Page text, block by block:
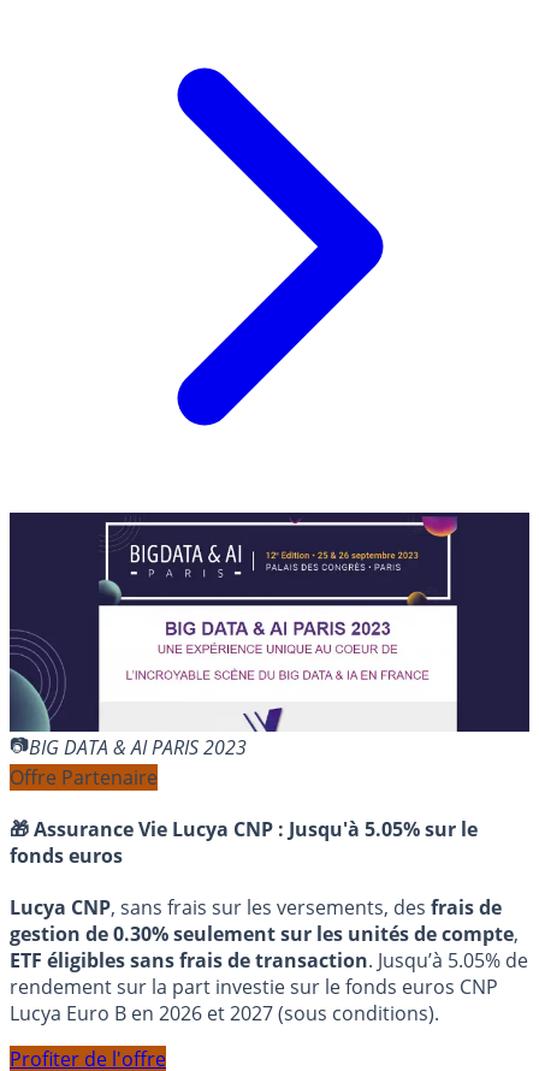
BIG DATA & AI PARIS 2023
Offre Partenaire
🎁 Assurance Vie Lucya CNP : Jusqu'à 5.05% sur le
fonds euros
Lucya CNP, sans frais sur les versements, des frais de
gestion de 0.30% seulement sur les unités de compte,
ETF éligibles sans frais de transaction. Jusqu’à 5.05% de
rendement sur la part investie sur le fonds euros CNP
Lucya Euro B en 2026 et 2027 (sous conditions).
Profiter de l'offre